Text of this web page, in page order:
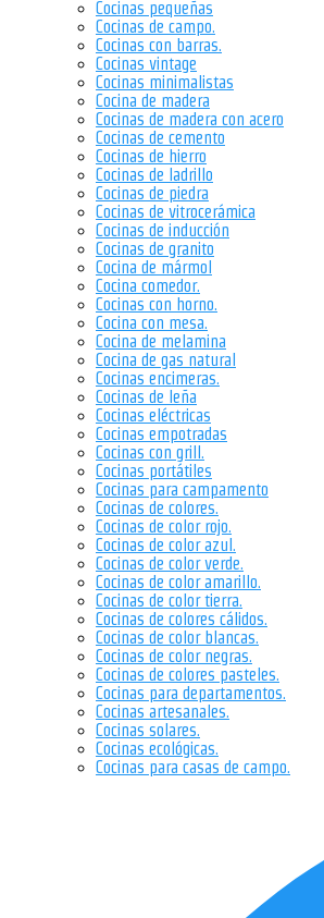
Cocinas pequeñas
Cocinas de campo.
Cocinas con barras.
Cocinas vintage
Cocinas minimalistas
Cocina de madera
Cocinas de madera con acero
Cocinas de cemento
Cocinas de hierro
Cocinas de ladrillo
Cocinas de piedra
Cocinas de vitrocerámica
Cocinas de inducción
Cocinas de granito
Cocina de mármol
Cocina comedor.
Cocinas con horno.
Cocina con mesa.
Cocina de melamina
Cocina de gas natural
Cocinas encimeras.
Cocinas de leña
Cocinas eléctricas
Cocinas empotradas
Cocinas con grill.
Cocinas portátiles
Cocinas para campamento
Cocinas de colores.
Cocinas de color rojo.
Cocinas de color azul.
Cocinas de color verde.
Cocinas de color amarillo.
Cocinas de color tierra.
Cocinas de colores cálidos.
Cocinas de color blancas.
Cocinas de color negras.
Cocinas de colores pasteles.
Cocinas para departamentos.
Cocinas artesanales.
Cocinas solares.
Cocinas ecológicas.
Cocinas para casas de campo.